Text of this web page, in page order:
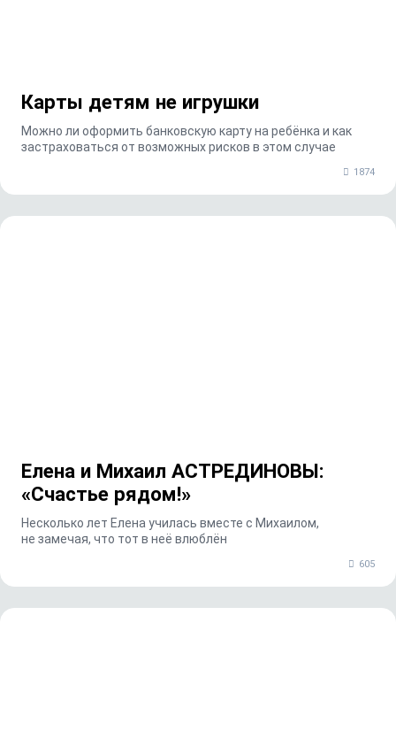
Карты детям не игрушки
Можно ли оформить банковскую карту на ребёнка и как
застраховаться от возможных рисков в этом случае
1874
Елена и Михаил АСТРЕДИНОВЫ:
«Счастье рядом!»
Несколько лет Елена училась вместе с Михаилом,
не замечая, что тот в неё влюблён
605